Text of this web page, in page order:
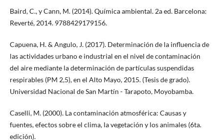
Baird, C., y Cann, M. (2014). Química ambiental. 2a ed. Barcelona:
Reverté, 2014. 9788429179156.
Capuena, H. & Angulo, J. (2017). Determinación de la influencia de
las actividades urbano e industrial en el nivel de contaminación
del aire mediante la determinación de partículas suspendidas
respirables (PM 2,5), en el Alto Mayo, 2015. (Tesis de grado).
Universidad Nacional de San Martín - Tarapoto, Moyobamba.
Caselli, M. (2000). La contaminación atmosférica: Causas y
fuentes, efectos sobre el clima, la vegetación y los animales (6ta.
edición).